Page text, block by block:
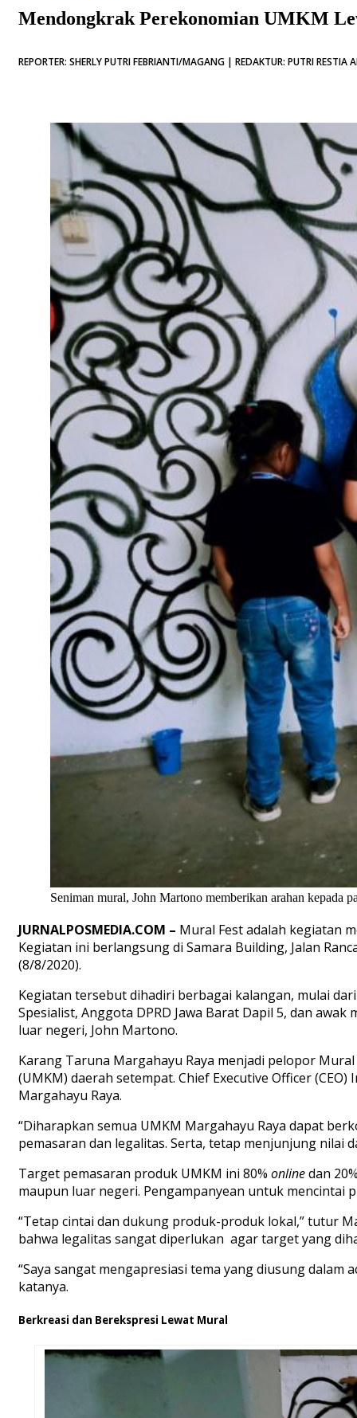
Mendongkrak Perekonomian UMKM
REPORTER: SHERLY PUTRI FEBRIANTI/MAGANG | REDAKTUR: PUTRI
Seniman mural, John Martono memberikan arahan kepada
JURNALPOSMEDIA.COM – Mural Fest adalah kegiatan
Kegiatan ini berlangsung di Samara Building, Jalan
(8/8/2020).
Kegiatan tersebut dihadiri berbagai kalangan, mulai
Spesialist, Anggota DPRD Jawa Barat Dapil 5, dan
luar negeri, John Martono.
Karang Taruna Margahayu Raya menjadi pelopor
(UMKM) daerah setempat. Chief Executive Officer
Margahayu Raya.
“Diharapkan semua UMKM Margahayu Raya dapat
pemasaran dan legalitas. Serta, tetap menjunjung nilai
Target pemasaran produk UMKM ini 80% onlinedan
maupun luar negeri. Pengampanyean untuk mencintai
“Tetap cintai dan dukung produk-produk lokal,” tutur
bahwa legalitas sangat diperlukan agar target yang
“Saya sangat mengapresiasi tema yang diusung dalam
katanya.
Berkreasi dan Berekspresi Lewat Mural